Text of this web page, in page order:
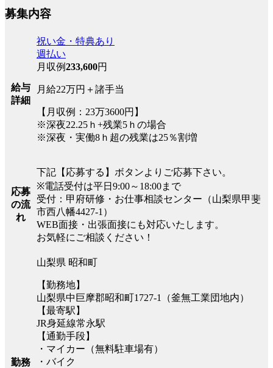
募集内容
給与
詳細
祝い金・特典あり
週払い
月収例233,600円
月給22万円＋諸手当
【月収例：23万3600円】
※深夜22.25ｈ+残業5ｈの場合
※深夜・実働8ｈ超の残業は25％割増
応募
の流
れ
下記【応募する】ボタンよりご応募下さい。
※電話受付は平日9:00～18:00まで
受付：甲府研修・お仕事相談センター（山梨県甲斐
市西八幡4427-1）
WEB面接・出張面接にも対応いたします。
お気軽にご相談ください！
勤務
山梨県 昭和町
【勤務地】
山梨県中巨摩郡昭和町1727-1（釜無工業団地内）
【最寄駅】
JR身延線常永駅
【通勤手段】
・マイカー（無料駐車場有）
・バイク